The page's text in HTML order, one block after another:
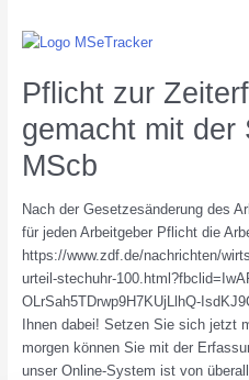
Pflicht zur
gemacht mit der
MScb
Nach der Gesetzesänderung des
für jeden Arbeitgeber Pflicht die
https://www.zdf.de/nachrichten/
urteil-stechuhr-
OLrSah5TDrwp9H7KUjLlhQ-
Ihnen dabei! Setzen Sie sich jetzt
morgen können Sie mit der
unser Online-System ist von
Pflicht
Zeiterfassung
leicht
gemacht
mit
der
Software
von
MScb